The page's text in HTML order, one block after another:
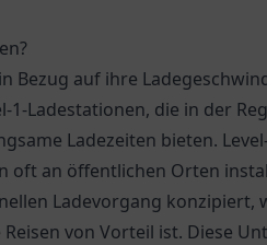
Bezug auf ihre
Ladestationen, die in der
Ladezeiten bieten.
oft an öffentlichen Orten
Ladevorgang konzipiert,
von Vorteil ist. Diese